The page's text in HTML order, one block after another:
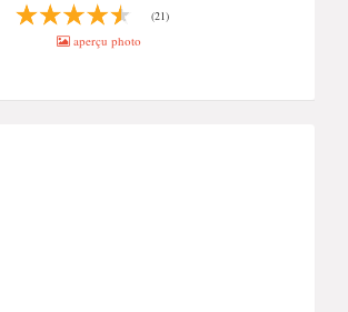
(21)
aperçu photo